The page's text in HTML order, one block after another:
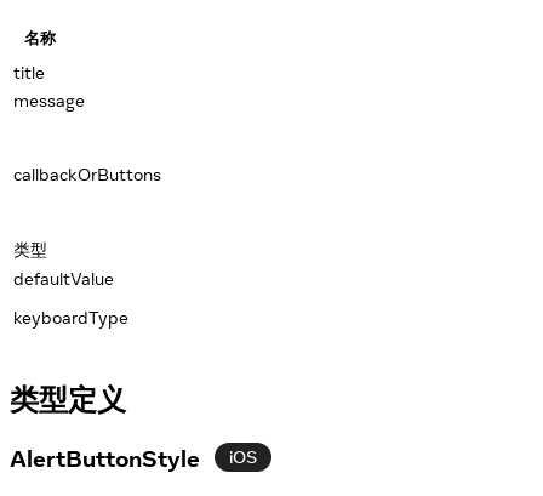
名称
title
message
callbackOrButtons
类型
defaultValue
keyboardType
类型定义
AlertButtonStyle iOS